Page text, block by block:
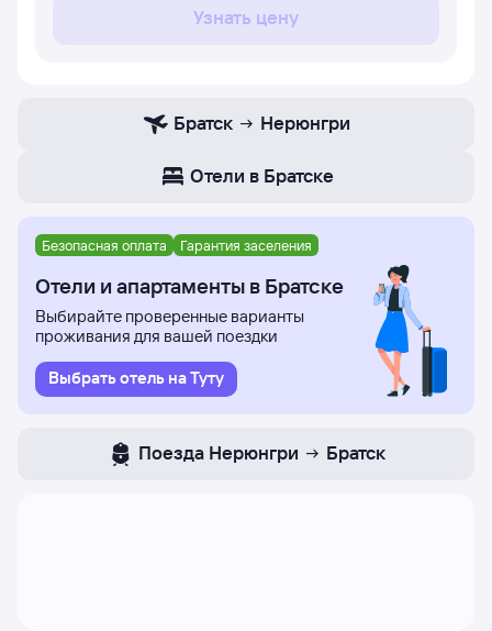
Узнать цену
Братск Нерюнгри
Отели в Братске
Безопасная оплата Гарантия заселения
Отели и апартаменты в Братске
Выбирайте проверенные варианты
проживания для вашей поездки
Выбрать отель на Туту
Поезда Нерюнгри Братск